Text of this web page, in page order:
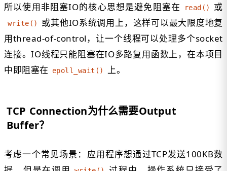
所以使用非阻塞IO的核心思想是避免阻塞在 read() 或
write()
或其他IO系统调用上，这样可以最大限度地复
用thread-of-control，让一个线程可以处理多个socket
连接。IO线程只能阻塞在IO多路复用函数上，在本项目
中即阻塞在
epoll_wait() 上。
TCP Connection为什么需要Output
Buffer？
考虑一个常见场景：应用程序想通过TCP发送100KB数